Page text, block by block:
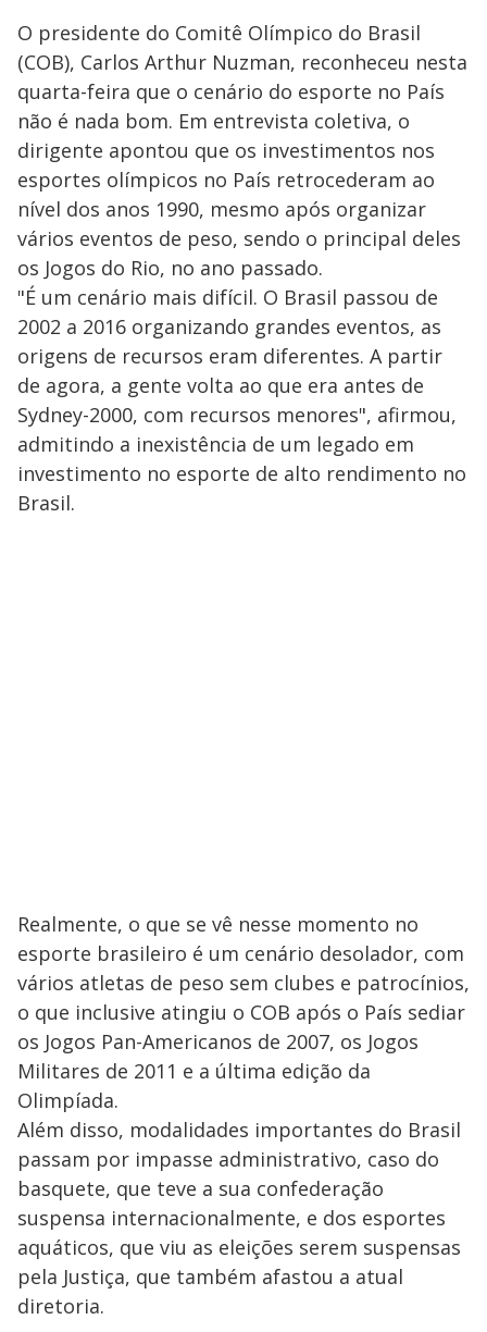
O presidente do Comitê Olímpico do Brasil
(COB), Carlos Arthur Nuzman, reconheceu nesta
quarta-feira que o cenário do esporte no País
não é nada bom. Em entrevista coletiva, o
dirigente apontou que os investimentos nos
esportes olímpicos no País retrocederam ao
nível dos anos 1990, mesmo após organizar
vários eventos de peso, sendo o principal deles
os Jogos do Rio, no ano passado.
"É um cenário mais difícil. O Brasil passou de
2002 a 2016 organizando grandes eventos, as
origens de recursos eram diferentes. A partir
de agora, a gente volta ao que era antes de
Sydney-2000, com recursos menores", afirmou,
admitindo a inexistência de um legado em
investimento no esporte de alto rendimento no
Brasil.
Realmente, o que se vê nesse momento no
esporte brasileiro é um cenário desolador, com
vários atletas de peso sem clubes e patrocínios,
o que inclusive atingiu o COB após o País sediar
os Jogos Pan-Americanos de 2007, os Jogos
Militares de 2011 e a última edição da
Olimpíada.
Além disso, modalidades importantes do Brasil
passam por impasse administrativo, caso do
basquete, que teve a sua confederação
suspensa internacionalmente, e dos esportes
aquáticos, que viu as eleições serem suspensas
pela Justiça, que também afastou a atual
diretoria.